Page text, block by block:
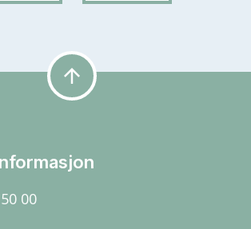
arrow_upward
00